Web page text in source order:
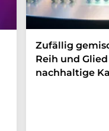
Zufällig
Reih und
nachhaltige